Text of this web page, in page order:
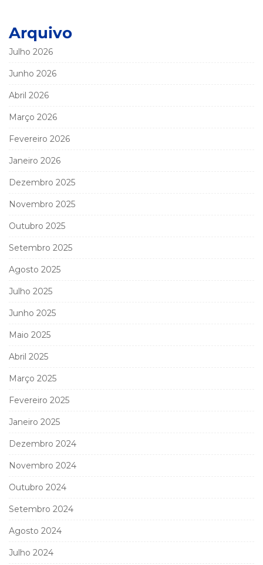
Arquivo
Julho 2026
Junho 2026
Abril 2026
Março 2026
Fevereiro 2026
Janeiro 2026
Dezembro 2025
Novembro 2025
Outubro 2025
Setembro 2025
Agosto 2025
Julho 2025
Junho 2025
Maio 2025
Abril 2025
Março 2025
Fevereiro 2025
Janeiro 2025
Dezembro 2024
Novembro 2024
Outubro 2024
Setembro 2024
Agosto 2024
Julho 2024